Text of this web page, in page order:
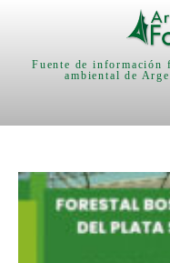
Fuente de
ambiental de